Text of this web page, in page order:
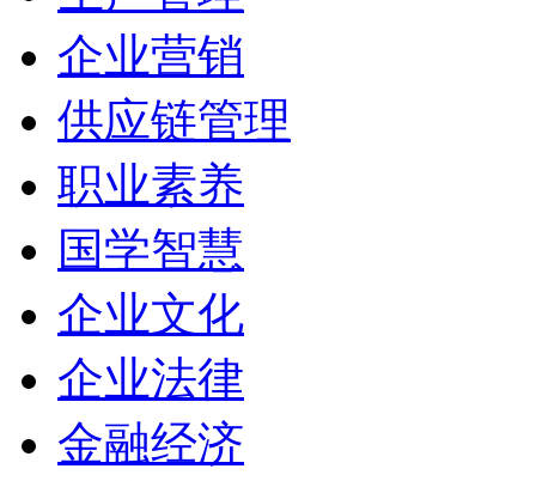
企业营销
供应链管理
职业素养
国学智慧
企业文化
企业法律
金融经济